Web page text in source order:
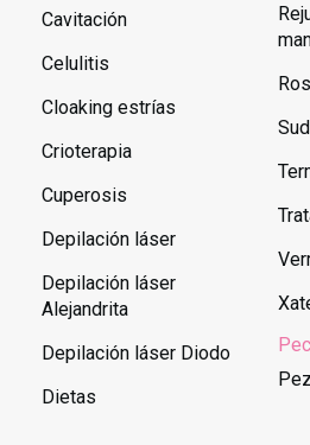
Cavitación
Celulitis
Cloaking estrías
Crioterapia
Cuperosis
Depilación láser
Depilación láser
Alejandrita
Depilación láser Diodo
Dietas